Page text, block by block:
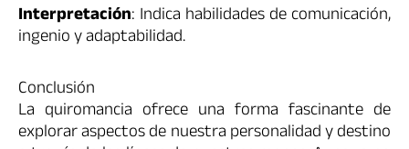
Interpretación: Indica habilidades de comunicación,
ingenio y adaptabilidad.
Conclusión
La quiromancia ofrece una forma fascinante de
explorar aspectos de nuestra personalidad y destino